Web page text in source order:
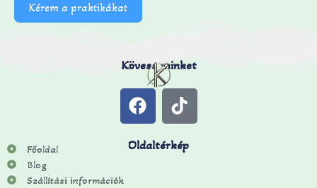
Kérem a praktikákat
Kövess minket
Oldaltérkép
Főoldal
Blog
Szállítási információk